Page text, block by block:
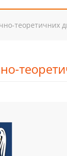
теоретичних